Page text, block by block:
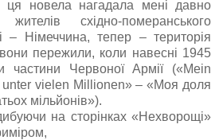
новела нагадала мені давно
східно-померанського
– Німеччина, тепер – територія
пережили, коли навесні 1945
частини Червоної Армії («Mein
vielen Millionen» – «Моя доля
мільйонів»).
на сторінках «Нехворощі»